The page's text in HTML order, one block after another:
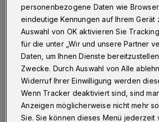
Wuppertal·Im Hauptausschuss wird
(17. Juni 2020) über den Bürgerantrag
Stärkung und Ausweitung des Fairen
Stadt Wuppertal, ihrer Stadtverwaltung
kommunalen Einrichtungen“ beraten.
deshalb auf dem Vorplatz zahlreiche
15.06.2020 , 07:30 Uhr Eine Minute
personenbezogene Daten wie
eindeutige Kennungen auf Ihrem Gerät
Auswahl von OK aktivieren Sie
für die unter „Wir und unsere Partner
Daten, um Ihnen Dienste
Zwecke. Durch Auswahl von Alle
Widerruf Ihrer Einwilligung werden
Wenn Tracker deaktiviert sind, sind
Anzeigen möglicherweise nicht mehr
Sie. Sie können dieses Menü jederzeit